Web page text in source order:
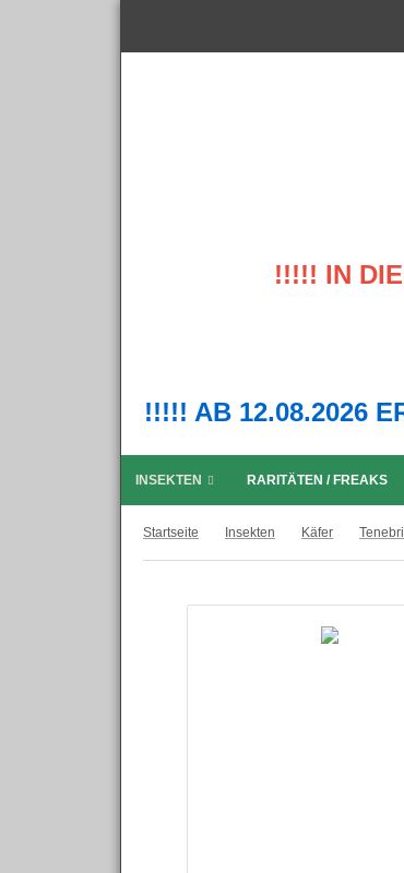
!!!!! IN
!!!!! AB 12.08.2026
INSEKTEN RARITÄTEN / FREAKS
Startseite Insekten Käfer